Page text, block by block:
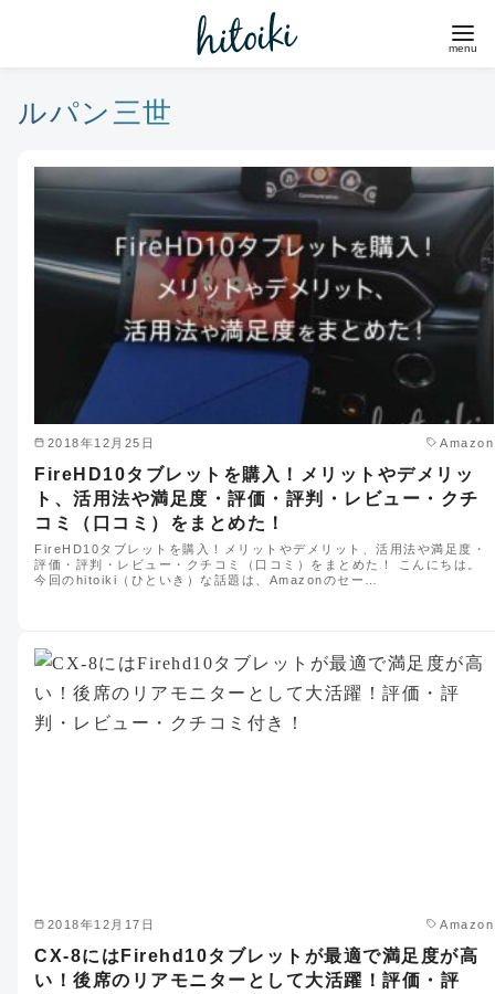
ルパン三世
2018年12月25日 Amazon
FireHD10タブレットを購入！メリットやデメリッ
ト、活用法や満足度・評価・評判・レビュー・クチ
コミ（口コミ）をまとめた！
FireHD10タブレットを購入！メリットやデメリット、活用法や満足度・
評価・評判・レビュー・クチコミ（口コミ）をまとめた！ こんにちは。
今回のhitoiki（ひといき）な話題は、Amazonのセー…
2018年12月17日 Amazon
CX-8にはFirehd10タブレットが最適で満足度が高
い！後席のリアモニターとして大活躍！評価・評